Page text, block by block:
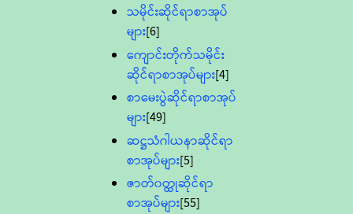
သမိုင်းဆိုင်ရာစာအုပ်
များ[6]
ကျောင်းတိုက်သမိုင်း
ဆိုင်ရာစာအုပ်များ[4]
စာမေးပွဲဆိုင်ရာစာအုပ်
များ[49]
ဆဋ္ဌသံဂါယနာဆိုင်ရာ
စာအုပ်များ[5]
ဇာတ်၀တ္ထုဆိုင်ရာ
စာအုပ်များ[55]